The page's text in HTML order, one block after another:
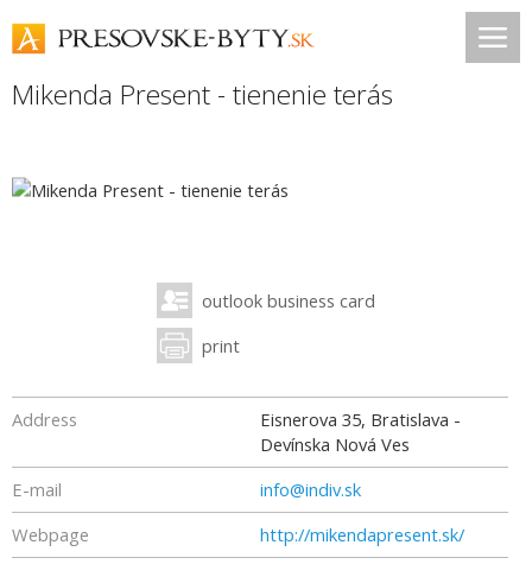
Mikenda Present - tienenie terás
outlook business card
print
Address
Eisnerova 35, Bratislava -
Devínska Nová Ves
E-mail
info@indiv.sk
Webpage
http://mikendapresent.sk/